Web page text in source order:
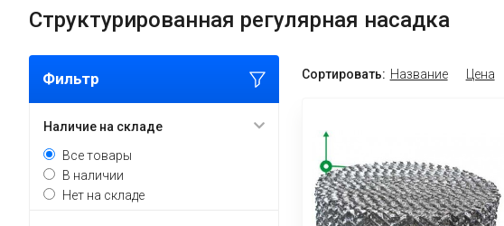
Структурированная регулярная насадка
Фильтр
Наличие на складе
Все товары
В наличии
Нет на складе
Сортировать: Название Цена